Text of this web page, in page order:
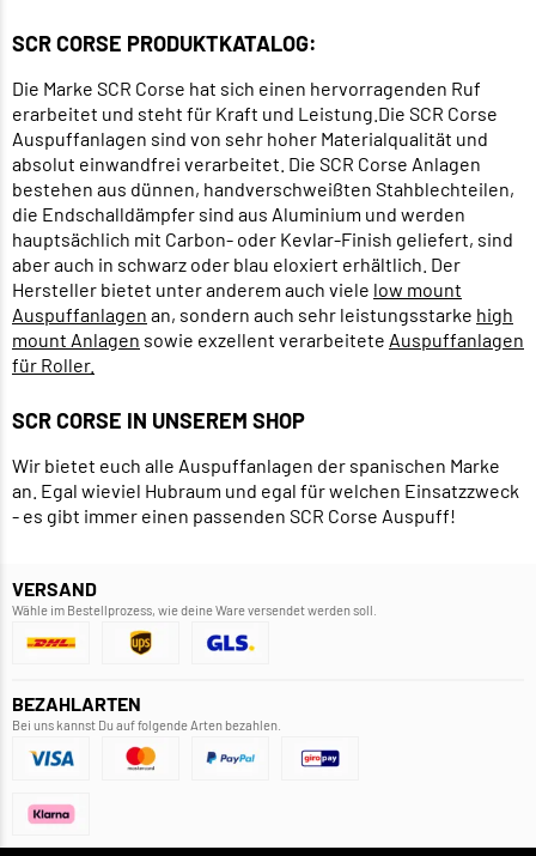
SCR CORSE PRODUKTKATALOG:
Die Marke SCR Corse hat sich einen hervorragenden Ruf
erarbeitet und steht für Kraft und Leistung.Die SCR Corse
Auspuffanlagen sind von sehr hoher Materialqualität und
absolut einwandfrei verarbeitet. Die SCR Corse Anlagen
bestehen aus dünnen, handverschweißten Stahblechteilen,
die Endschalldämpfer sind aus Aluminium und werden
hauptsächlich mit Carbon- oder Kevlar-Finish geliefert, sind
aber auch in schwarz oder blau eloxiert erhältlich. Der
Hersteller bietet unter anderem auch viele low mount
Auspuffanlagen an, sondern auch sehr leistungsstarke high
mount Anlagen sowie exzellent verarbeitete Auspuffanlagen
für Roller.
SCR CORSE IN UNSEREM SHOP
Wir bietet euch alle Auspuffanlagen der spanischen Marke
an. Egal wieviel Hubraum und egal für welchen Einsatzzweck
- es gibt immer einen passenden SCR Corse Auspuff!
VERSAND
Wähle im Bestellprozess, wie deine Ware versendet werden soll.
BEZAHLARTEN
Bei uns kannst Du auf folgende Arten bezahlen.